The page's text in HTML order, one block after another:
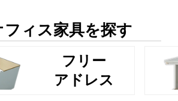
フィス家具を探す
フリー
アドレス